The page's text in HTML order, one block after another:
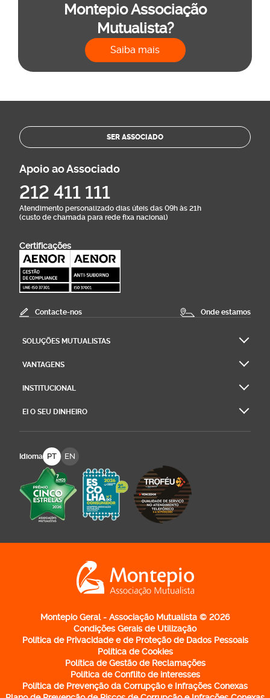
Montepio Associação
Mutualista?
Saiba mais
SER ASSOCIADO
Apoio ao Associado
212 411 111
Atendimento personalizado dias úteis das 09h às 21h
(custo de chamada para rede fixa nacional)
Certificações
Contacte-nos Onde estamos
SOLUÇÕES MUTUALISTAS
VANTAGENS
INSTITUCIONAL
EI O SEU DINHEIRO
Idioma PT EN
Logo Montepio Associação Mutualista -
Montepio Geral - Associação Mutualista © 2026
Condições Gerais de Utilização
Política de Privacidade e de Proteção de Dados Pessoais
Política de Cookies
Política de Gestão de Reclamações
Política de Conflito de interesses
Política de Prevenção da Corrupção e Infrações Conexas